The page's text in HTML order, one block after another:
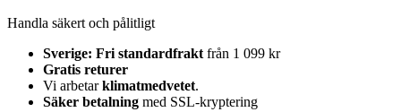
Handla säkert och pålitligt
Sverige: Fri standardfrakt från 1 099 kr
Gratis returer
Vi arbetarklimatmedvetet.
Säker betalning med SSL-kryptering